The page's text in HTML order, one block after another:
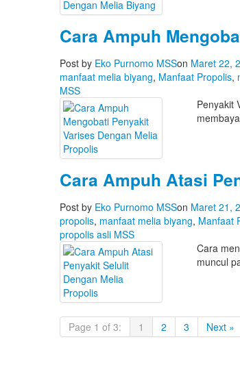
Cara Ampuh
Post by Eko Purnomo MSSon Maret 22,
manfaat melia biyang, Manfaat Propolis,
MSS
Penyakit
Cara Ampuh Atasi
Post by Eko Purnomo MSSon Maret 21,
propolis, manfaat melia biyang, Manfaat
propolis asli MSS
Cara
muncul
Page 1 of 3: 1 2 3 Next »